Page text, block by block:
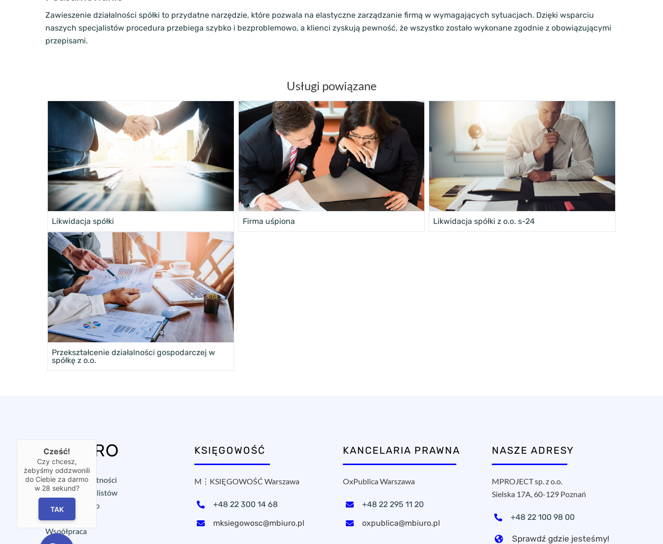
Zawieszenie działalności spółki to przydatne narzędzie, które pozwala na elastyczne zarządzanie firmą w wymagających sytuacjach. Dzięki wsparciu
naszych specjalistów procedura przebiega szybko i bezproblemowo, a klienci zyskują pewność, że wszystko zostało wykonane zgodnie z obowiązującymi
przepisami.
Usługi powiązane
Likwidacja spółki Firma uśpiona Likwidacja spółki z o.o. s-24
Przekształcenie działalności gospodarczej w
spółkę z o.o.
Polityka prywatności
Ochrona sygnalistów
Wirtualne biuro
OX⋮START
Współpraca
KSIĘGOWOŚĆ
M⋮KSIĘGOWOŚĆ Warszawa
+48 22 300 14 68
mksiegowosc@mbiuro.pl
KANCELARIA PRAWNA
OxPublica Warszawa
+48 22 295 11 20
oxpublica@mbiuro.pl
NASZE ADRESY
MPROJECT sp. z o.o.
Sielska 17A, 60-129 Poznań
+48 22 100 98 00
Sprawdź gdzie jesteśmy!
Cześć!
Czy chcesz,
żebyśmy oddzwonili
do Ciebie za darmo
w 28 sekund?
TAK